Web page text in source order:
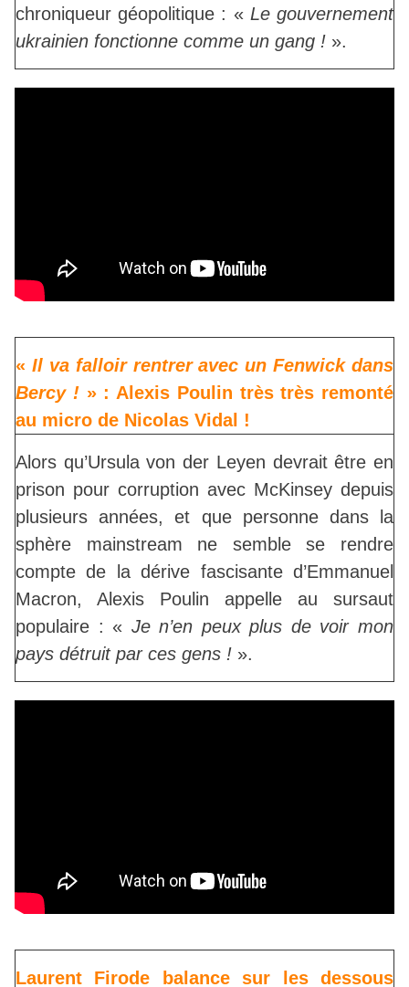
chroniqueur géopolitique : « Le gouvernement
ukrainien fonctionne comme un gang ! ».
« Il va falloir rentrer avec un Fenwick dans
Bercy !» : Alexis Poulin très très remonté
au micro de Nicolas Vidal !
Alors qu’Ursula von der Leyen devrait être en
prison pour corruption avec McKinsey depuis
plusieurs années, et que personne dans la
sphère mainstream ne semble se rendre
compte de la dérive fascisante d’Emmanuel
Macron, Alexis Poulin appelle au sursaut
populaire : « Je n’en peux plus de voir mon
pays détruit par ces gens ! ».
Laurent Firode balance sur les dessous